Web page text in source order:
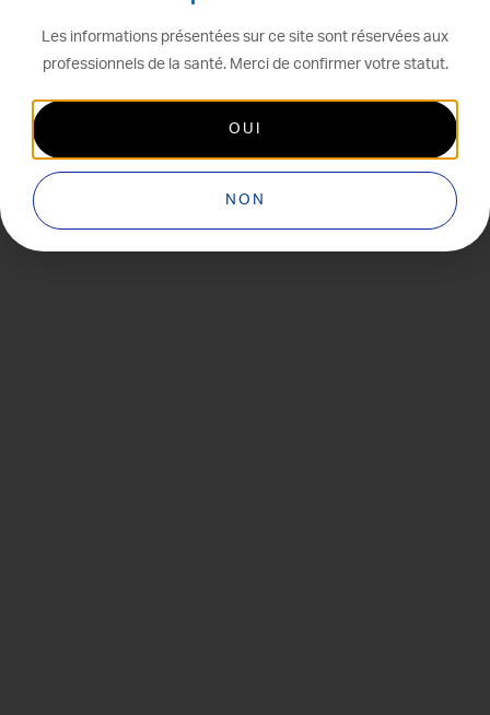
Les informations présentées sur ce site sont réservées aux
professionnels de la santé. Merci de confirmer votre statut.
OUI
NON